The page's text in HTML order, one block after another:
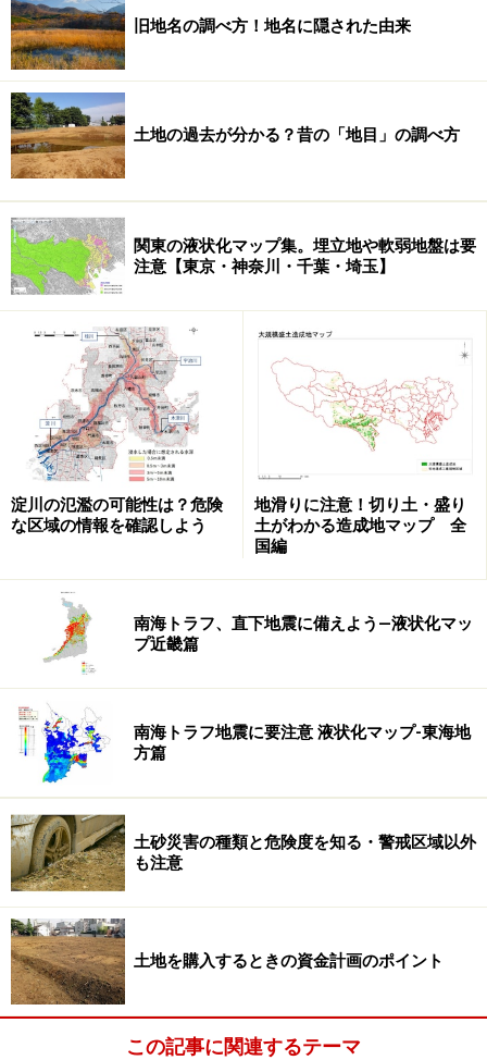
所有権の土地の相場より2～3割ほど安く権利を得ること
ができるものの、借地権の土地を検討するときには、契
約の残存期間、更新料の支払いなど契約更新に関する定
め、地代の定め、権利を売買するときの
めなどについて、しっかりと確認することが大切です。
建築敷地の接道義務とは？
都市計画区域（および準都市計画区域）内の敷地では、
それが公道か私道かを問わず、
で認められた
道路に2ｍ以上接していなければ建物を建築することが
できません。これが「接道義務」といわれるものです。
建築基準法による道路の定義にはいくつかの種類がある
ものの、見た目が道路状であるかどうかとは必ずしも一
致しません。
一般的な認識ではどう見ても「道路」でしかない場合で
あっても、それが建築基準法の定義に当てはまる道路で
なければ、原則として
ります。
ただし、建築基準法上の道路に接していなくても、一定
の基準に当てはまる水路や遊歩道などに接している場合
や周囲に広い空地がある場合で、安全上や防火上などの
支障がないものとして認められれば、建築確認を受ける
ことができるときもあります（法43条ただし書き）。
また、建築基準法に定める道路は原則として幅員4ｍ以
上（指定がある場合には6ｍ以上）で、これに足りない
場合には道路の両側で均等に敷地位置を下げなくてはな
りません。
旧地名の調べ方！地名に隠された由来
土地の過去が分かる？昔の「地目」の調べ方
関東の液状化マップ集。埋立地や軟弱地盤は要
注意【東京・神奈川・千葉・埼玉】
淀川の氾濫の可能性は？危険
な区域の情報を確認しよう
地滑りに注意！切り土・盛り
土がわかる造成地マップ 全
国編
南海トラフ、直下地震に備えよう―液状化マッ
プ近畿篇
南海トラフ地震に要注意 液状化マップ-東海地
方篇
土砂災害の種類と危険度を知る・警戒区域以外
も注意
土地を購入するときの資金計画のポイント
この記事に関連するテーマ